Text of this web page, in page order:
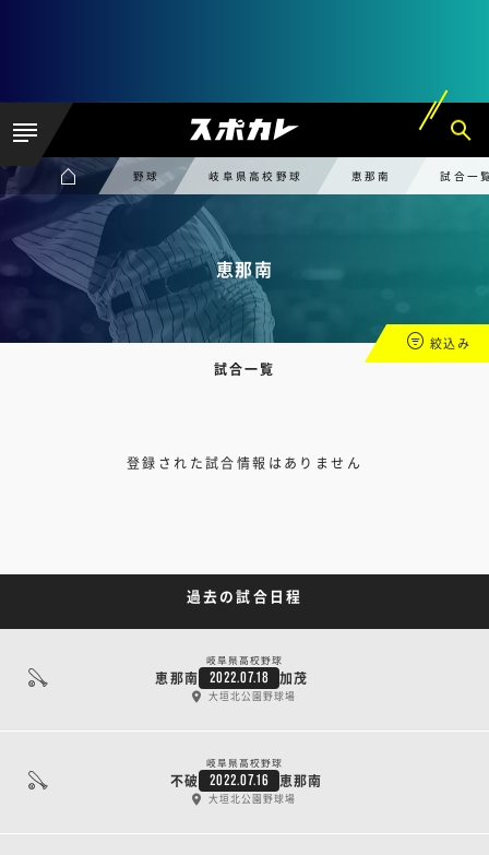
野球 岐阜県高校野球 恵那南 試合一
恵那南
試合一覧
絞込み
登録された試合情報はありません
過去の試合日程
岐阜県高校野球
恵那南 2022.07.18 加茂
大垣北公園野球場
岐阜県高校野球
不破 2022.07.16 恵那南
大垣北公園野球場